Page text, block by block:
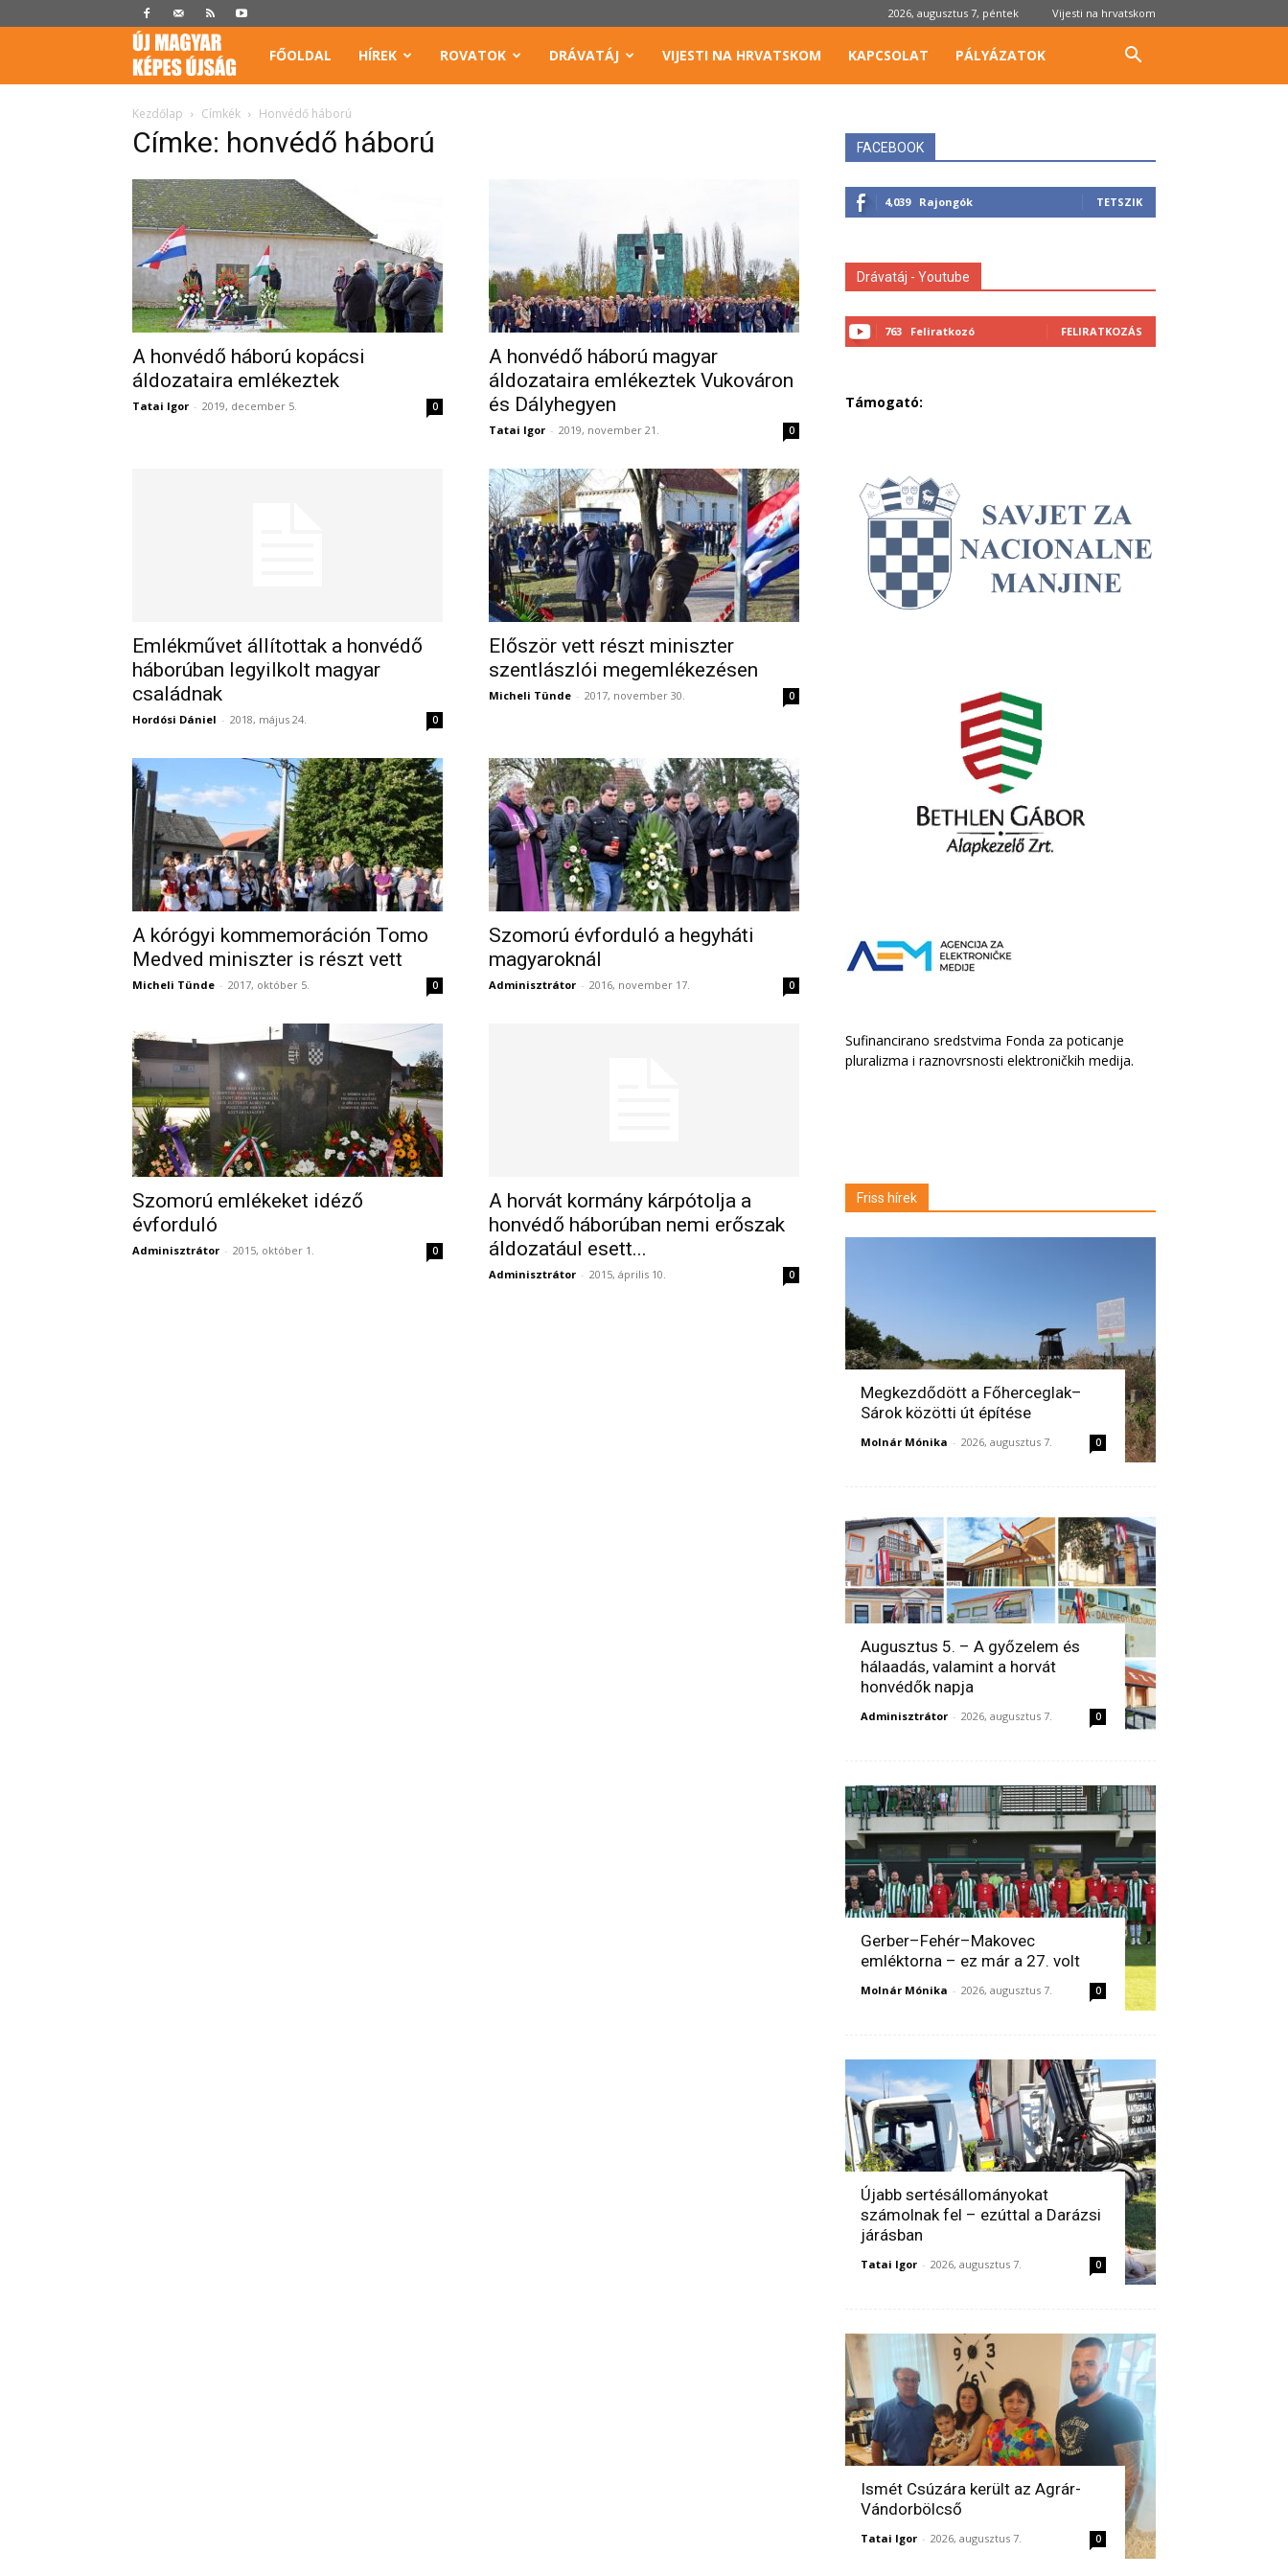
2026, augusztus 7, péntek Vijesti na hrvatskom
Képes
Újság
FŐOLDAL HÍREK ROVATOK DRÁVATÁJ VIJESTI NA HRVATSKOM KAPCSOLAT PÁLYÁZATOK
Kezdőlap Címkék Honvédő háború
Címke: honvédő háború
A honvédő háború kopácsi
áldozataira emlékeztek
Tatai Igor - 2019, december 5. 0
A honvédő háború magyar
áldozataira emlékeztek Vukováron
és Dályhegyen
Tatai Igor - 2019, november 21. 0
Emlékművet állítottak a honvédő
háborúban legyilkolt magyar
családnak
Hordósi Dániel - 2018, május 24. 0
Először vett részt miniszter
szentlászlói megemlékezésen
Micheli Tünde - 2017, november 30. 0
A kórógyi kommemoráción Tomo
Medved miniszter is részt vett
Micheli Tünde - 2017, október 5. 0
Szomorú évforduló a hegyháti
magyaroknál
Adminisztrátor - 2016, november 17. 0
Szomorú emlékeket idéző
évforduló
Adminisztrátor - 2015, október 1. 0
A horvát kormány kárpótolja a
honvédő háborúban nemi erőszak
áldozatául esett...
Adminisztrátor - 2015, április 10. 0
FACEBOOK
4,039 Rajongók TETSZIK
Drávatáj - Youtube
763 Feliratkozó FELIRATKOZÁS
Támogató:
Sufinancirano sredstvima Fonda za poticanje
pluralizma i raznovrsnosti elektroničkih medija.
Friss hírek
Megkezdődött a Főherceglak–
Sárok közötti út építése
Molnár Mónika - 2026, augusztus 7. 0
Augusztus 5. – A győzelem és
hálaadás, valamint a horvát
honvédők napja
Adminisztrátor - 2026, augusztus 7. 0
Gerber–Fehér–Makovec
emléktorna – ez már a 27. volt
Molnár Mónika - 2026, augusztus 7. 0
Újabb sertésállományokat
számolnak fel – ezúttal a Darázsi
járásban
Tatai Igor - 2026, augusztus 7. 0
Ismét Csúzára került az Agrár-
Vándorbölcső
Tatai Igor - 2026, augusztus 7. 0